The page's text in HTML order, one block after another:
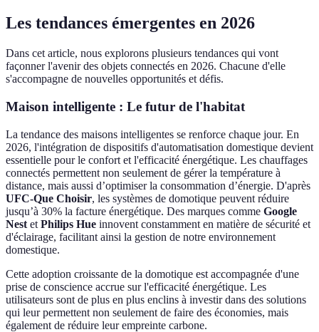
Les tendances émergentes en 2026
Dans cet article, nous explorons plusieurs tendances qui vont
façonner l'avenir des objets connectés en 2026. Chacune d'elle
s'accompagne de nouvelles opportunités et défis.
Maison intelligente : Le futur de l'habitat
La tendance des maisons intelligentes se renforce chaque jour. En
2026, l'intégration de dispositifs d'automatisation domestique devient
essentielle pour le confort et l'efficacité énergétique. Les chauffages
connectés permettent non seulement de gérer la température à
distance, mais aussi d’optimiser la consommation d’énergie. D'après
UFC-Que Choisir, les systèmes de domotique peuvent réduire
jusqu’à 30% la facture énergétique. Des marques comme Google
Nest et Philips Hue innovent constamment en matière de sécurité et
d'éclairage, facilitant ainsi la gestion de notre environnement
domestique.
Cette adoption croissante de la domotique est accompagnée d'une
prise de conscience accrue sur l'efficacité énergétique. Les
utilisateurs sont de plus en plus enclins à investir dans des solutions
qui leur permettent non seulement de faire des économies, mais
également de réduire leur empreinte carbone.